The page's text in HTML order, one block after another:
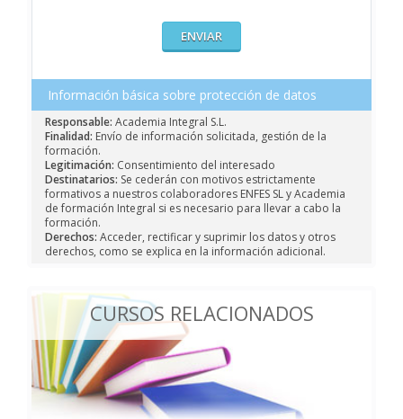
Información básica sobre protección de datos
Responsable: Academia Integral S.L.
Finalidad: Envío de información solicitada, gestión de la
formación.
Legitimación: Consentimiento del interesado
Destinatarios: Se cederán con motivos estrictamente
formativos a nuestros colaboradores ENFES SL y Academia
de formación Integral si es necesario para llevar a cabo la
formación.
Derechos: Acceder, rectificar y suprimir los datos y otros
derechos, como se explica en la información adicional.
CURSOS RELACIONADOS